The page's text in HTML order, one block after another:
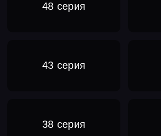
48 серия
43 серия
38 серия